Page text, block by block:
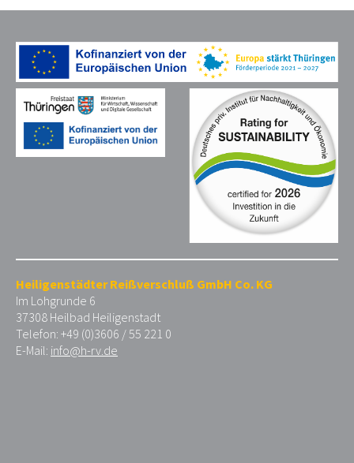
Heiligenstädter Reißverschluß GmbH Co. KG
Im Lohgrunde 6
37308 Heilbad Heiligenstadt
Telefon: +49 (0)3606 / 55 221 0
E-Mail: info@h-rv.de